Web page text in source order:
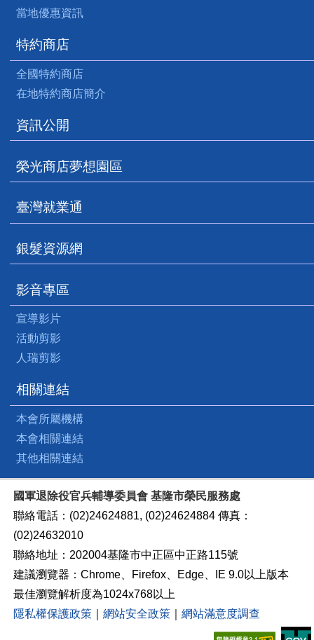
當地優惠資訊
特約商店
全國特約商店
在地特約商店簡介
資訊公開
榮光商店夢想園區
臺灣就業通
銀髮資源網
影音專區
宣導影片
活動剪影
人瑞剪影
相關連結
本會所屬機構
本會相關連結
其他相關連結
國軍退除役官兵輔導委員會 基隆市榮民服務處
聯絡電話：(02)24624881, (02)24624884 傳真：
(02)24632010
聯絡地址：202004基隆市中正區中正路115號
建議瀏覽器：Chrome、Firefox、Edge、IE 9.0以上版本
最佳瀏覽解析度為1024x768以上
隱私權保護政策｜ 網站安全政策｜ 網站滿意度調查